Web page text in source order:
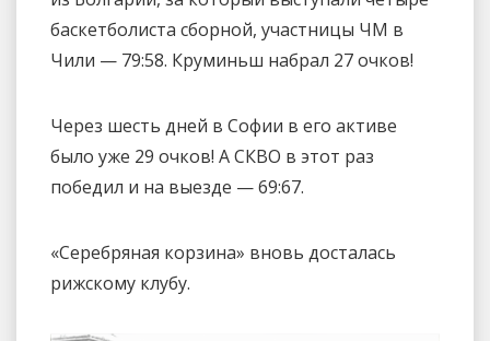
баскетболиста сборной, участницы ЧМ в
Чили — 79:58. Круминьш набрал 27 очков!
Через шесть дней в Софии в его активе
было уже 29 очков! А СКВО в этот раз
победил и на выезде — 69:67.
«Серебряная корзина» вновь досталась
рижскому клубу.